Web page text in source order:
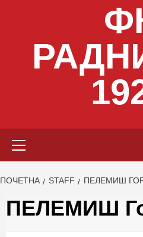
ПОЧЕТНА STAFF ПЕЛЕМИШ
ПЕЛЕМИШ